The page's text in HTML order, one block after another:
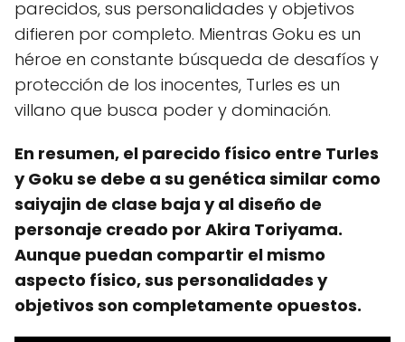
parecidos, sus personalidades y objetivos
difieren por completo. Mientras Goku es un
héroe en constante búsqueda de desafíos y
protección de los inocentes, Turles es un
villano que busca poder y dominación.
En resumen, el parecido físico entre Turles
y Goku se debe a su genética similar como
saiyajin de clase baja y al diseño de
personaje creado por Akira Toriyama.
Aunque puedan compartir el mismo
aspecto físico, sus personalidades y
objetivos son completamente opuestos.